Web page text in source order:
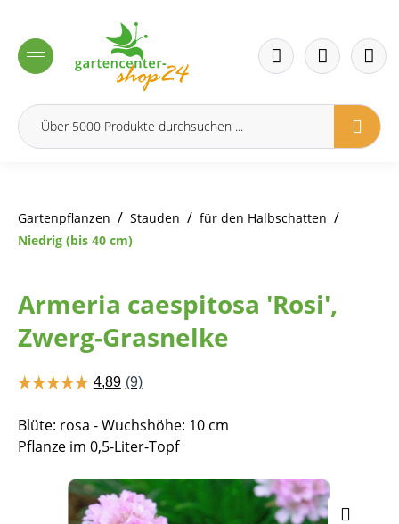
Gartenpflanzen / Stauden / für den Halbschatten /
Niedrig (bis 40 cm)
Armeria caespitosa 'Rosi',
Zwerg-Grasnelke
Blüte: rosa - Wuchshöhe: 10 cm
Pflanze im 0,5-Liter-Topf